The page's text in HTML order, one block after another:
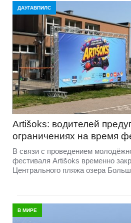
ДАУГАВПИЛС
Artišoks: водителей
ограничениях на время
В связи с проведением
фестиваля Artišoks временно
Центрального пляжа озера
В МИРЕ